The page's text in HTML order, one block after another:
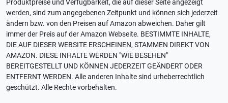
Produktpreise und Verfügbarkeit, die auf dieser Seite angezeigt
werden, sind zum angegebenen Zeitpunkt und können sich jederzeit
ändern bzw. von den Preisen auf Amazon abweichen. Daher gilt
immer der Preis auf der Amazon Webseite. BESTIMMTE INHALTE,
DIE AUF DIESER WEBSITE ERSCHEINEN, STAMMEN DIREKT VON
AMAZON. DIESE INHALTE WERDEN "WIE BESEHEN"
BEREITGESTELLT UND KÖNNEN JEDERZEIT GEÄNDERT ODER
ENTFERNT WERDEN. Alle anderen Inhalte sind urheberrechtlich
geschützt. Alle Rechte vorbehalten.